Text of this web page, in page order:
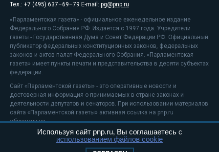
Тел.: +7 (495) 637–69–79 E-mail: pg@pnp.ru
«Парламентская газета» - официальное еженедельное издание
Федерального Собрания РФ. Издается с 1997 года. Учредители
газеты - Государственная Дума и Совет Федерации РФ. Официальный
публикатор федеральных конституционных законов, федеральных
законов и актов палат Федерального Собрания. «Парламентская
газета» имеет пункты печати и представительства в десяти субъектах
федерации.
Сайт «Парламентской газеты» - это оперативные новости и
достоверная информация о принимаемых в стране законах и
деятельности депутатов и сенаторов. При использовании материалов
сайта «Парламентской газеты» активная ссылка на pnp.ru
обязательна.
На информационном ресурсе применяютсярекомендательные
Используя сайт pnp.ru, Вы соглашаетесь с
использованием файлов cookie